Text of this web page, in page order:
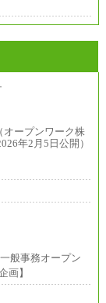
オープンワーク株
年2月5日公開）
般事務オープン
画】